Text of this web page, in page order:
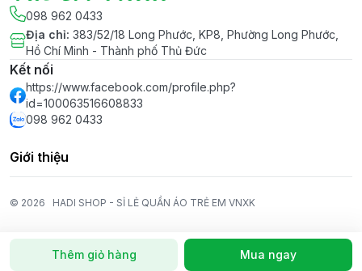
Thêm giỏ hàng Mua ngay
098 962 0433
Địa chỉ: 383/52/18 Long Phước, KP8, Phường Long Phước,
Hồ Chí Minh - Thành phố Thủ Đức
Kết nối
https://www.facebook.com/profile.php?
id=100063516608833
098 962 0433
Giới thiệu
© 2026 HADI SHOP - SỈ LẺ QUẦN ÁO TRẺ EM VNXK